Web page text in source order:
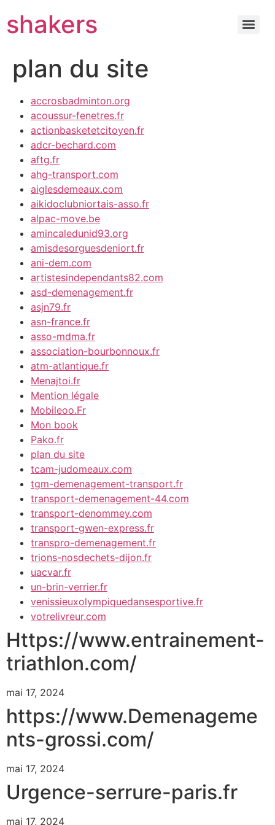
shakers
plan du site
accrosbadminton.org
acoussur-fenetres.fr
actionbasketetcitoyen.fr
adcr-bechard.com
aftg.fr
ahg-transport.com
aiglesdemeaux.com
aikidoclubniortais-asso.fr
alpac-move.be
amincaledunid93.org
amisdesorguesdeniort.fr
ani-dem.com
artistesindependants82.com
asd-demenagement.fr
asjn79.fr
asn-france.fr
asso-mdma.fr
association-bourbonnoux.fr
atm-atlantique.fr
Menajtoi.fr
Mention légale
Mobileoo.Fr
Mon book
Pako.fr
plan du site
tcam-judomeaux.com
tgm-demenagement-transport.fr
transport-demenagement-44.com
transport-denommey.com
transport-gwen-express.fr
transpro-demenagement.fr
trions-nosdechets-dijon.fr
uacvar.fr
un-brin-verrier.fr
venissieuxolympiquedansesportive.fr
votrelivreur.com
Https://www.entrainement-
triathlon.com/
mai 17, 2024
https://www.Demenageme
nts-grossi.com/
mai 17, 2024
Urgence-serrure-paris.fr
mai 17, 2024